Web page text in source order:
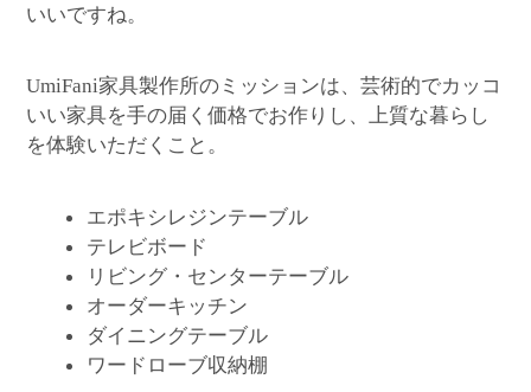
いいですね。
UmiFani家具製作所のミッションは、芸術的でカッコ
いい家具を手の届く価格でお作りし、上質な暮らし
を体験いただくこと。
エポキシレジンテーブル
テレビボード
リビング・センターテーブル
オーダーキッチン
ダイニングテーブル
ワードローブ収納棚